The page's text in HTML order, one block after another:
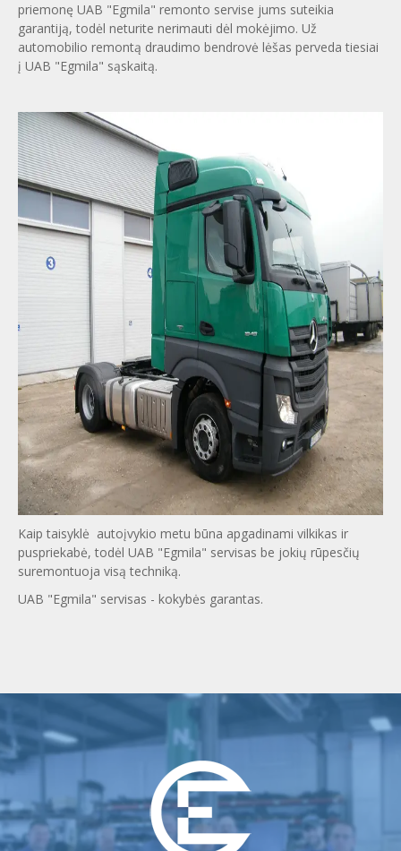
priemonę UAB "Egmila" remonto servise jums suteikia
garantiją, todėl neturite nerimauti dėl mokėjimo. Už
automobilio remontą draudimo bendrovė lėšas perveda tiesiai
į UAB "Egmila" sąskaitą.
Kaip taisyklė autoįvykio metu būna apgadinami vilkikas ir
puspriekabė, todėl UAB "Egmila" servisas be jokių rūpesčių
suremontuoja visą techniką.
UAB "Egmila" servisas - kokybės garantas.